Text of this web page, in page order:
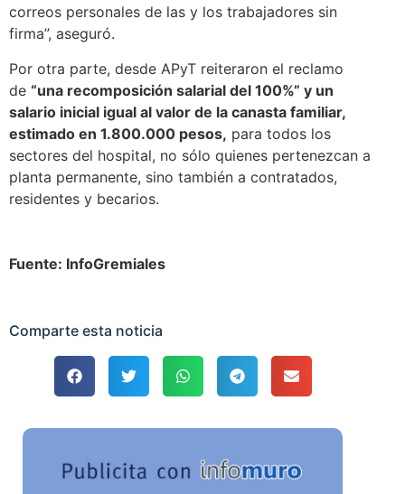
correos personales de las y los trabajadores sin
firma”, aseguró.
Por otra parte, desde APyT reiteraron el reclamo
de “una recomposición salarial del 100%” y un
salario inicial igual al valor de la canasta familiar,
estimado en 1.800.000 pesos, para todos los
sectores del hospital, no sólo quienes pertenezcan a
planta permanente, sino también a contratados,
residentes y becarios.
Fuente: InfoGremiales
Comparte esta noticia